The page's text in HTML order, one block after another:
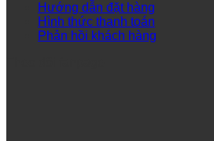
Hướng dẫn đặt hàng
Hình thức thanh toán
Phản hồi khách hàng